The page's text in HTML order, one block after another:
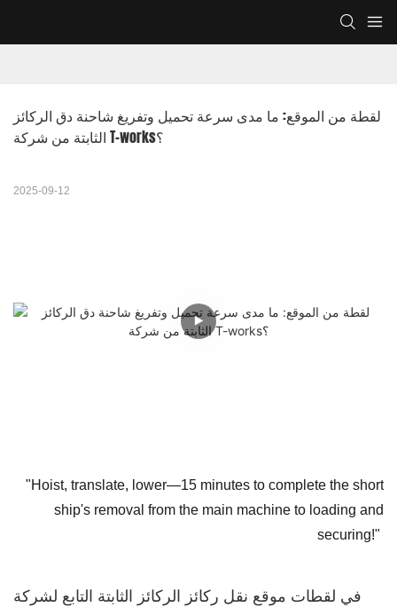
لقطة من الموقع: ما مدى سرعة تحميل وتفريغ شاحنة دق الركائز
الثابتة من شركة T-works؟
2025-09-12
"Hoist, translate, lower—15 minutes to complete the short
ship's removal from the main machine to loading and
securing!"
في لقطات موقع نقل ركائز الركائز الثابتة التابع لشركة